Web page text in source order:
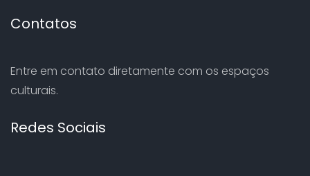
Contatos
Entre em contato diretamente com os espaços
culturais.
Redes Sociais